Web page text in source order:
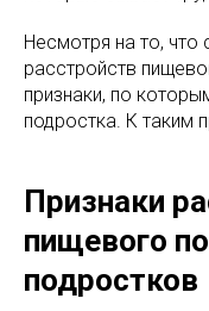
Несмотря на то,
расстройств
признаки, по
подростка. К таким
Признаки
пищевого
подростков